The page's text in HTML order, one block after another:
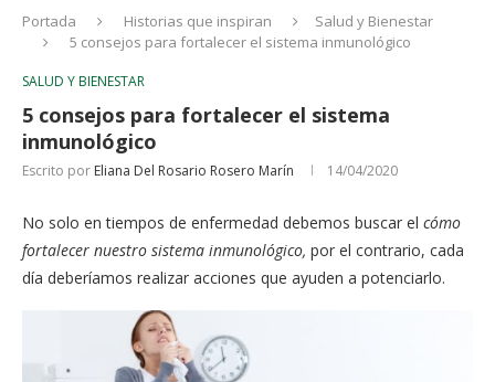
Portada Historias que inspiran
Salud y Bienestar
5 consejos para fortalecer el sistema inmunológico
SALUD Y BIENESTAR
5 consejos para fortalecer el sistema
inmunológico
Escrito por Eliana Del Rosario Rosero Marín 14/04/2020
No solo en tiempos de enfermedad debemos buscar el cómo
fortalecer nuestro sistema inmunológico, por el contrario, cada
día deberíamos realizar acciones que ayuden a potenciarlo.